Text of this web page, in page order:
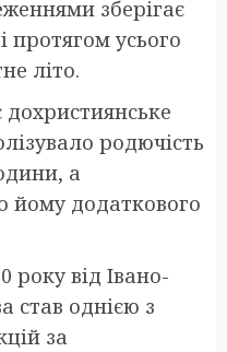
зберігає
протягом усього
літо.
родючість
а
йому додаткового
від Івано-
став однією з
за